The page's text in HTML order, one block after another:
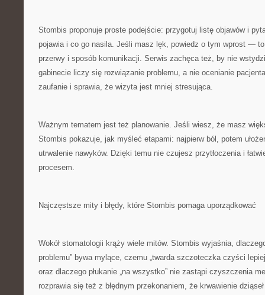
Stombis proponuje proste podejście: przygotuj listę objawów i
pojawia i co go nasila. Jeśli masz lęk, powiedz o tym wprost —
przerwy i sposób komunikacji. Serwis zachęca też, by nie
gabinecie liczy się rozwiązanie problemu, a nie ocenianie
zaufanie i sprawia, że wizyta jest mniej stresująca.
Ważnym tematem jest też planowanie. Jeśli wiesz, że masz
Stombis pokazuje, jak myśleć etapami: najpierw ból, potem
utrwalenie nawyków. Dzięki temu nie czujesz przytłoczenia i
procesem.
Najczęstsze mity i błędy, które Stombis pomaga uporządkować
Wokół stomatologii krąży wiele mitów. Stombis wyjaśnia,
problemu” bywa mylące, czemu „twarda szczoteczka czyści
oraz dlaczego płukanie „na wszystko” nie zastąpi czyszczenia
rozprawia się też z błędnym przekonaniem, że krwawienie